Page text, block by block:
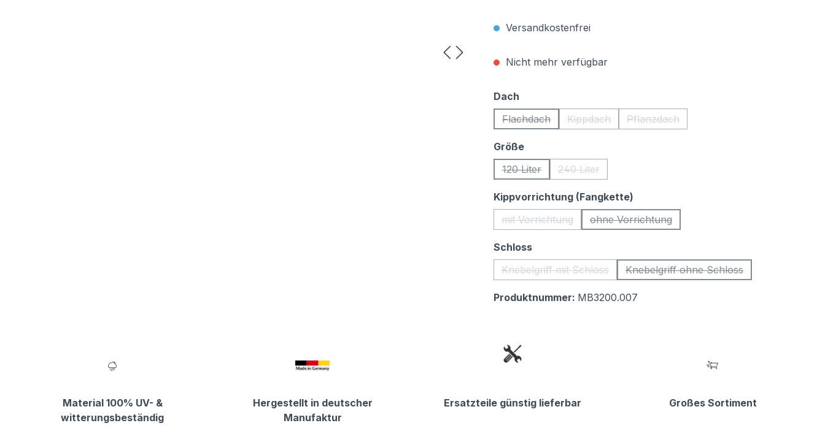
Versandkostenfrei
Nicht mehr verfügbar
Dach
Flachdach
(Diese Option ist zurzeit nicht verfügbar.)
Kippdach
(Diese Option ist zurzeit nicht verfügbar.)
Pflanzdach
(Diese Option ist zurzeit nicht verfügbar.)
Größeauswählen
120 Liter
(Diese Option ist zurzeit nicht verfügbar.)
240 Liter
(Diese Option ist zurzeit nicht verfügbar.)
Kippvorrichtung (Fangkette)
mit Vorrichtung
(Diese Option ist zurzeit nicht verfügbar.)
ohne Vorrichtung
(Diese Option ist zurzeit nicht verfügbar.)
Schlossauswählen
Knebelgriff mit Schloss
(Diese Option ist zurzeit nicht verfügbar.)
Knebelgriff ohne Schloss
(Diese Option ist zurzeit nicht
Produktnummer: MB3200.007
Material 100% UV- &
witterungsbeständig
Hergestellt in deutscher
Manufaktur
Ersatzteile günstig lieferbar Großes Sortiment